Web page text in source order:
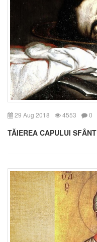
29 Aug 2018 4553 0
TĂIEREA CAPULUI